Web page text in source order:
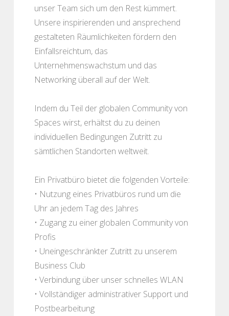
unser Team sich um den Rest kümmert.
Unsere inspirierenden und ansprechend
gestalteten Räumlichkeiten fördern den
Einfallsreichtum, das
Unternehmenswachstum und das
Networking überall auf der Welt.
Indem du Teil der globalen Community von
Spaces wirst, erhältst du zu deinen
individuellen Bedingungen Zutritt zu
sämtlichen Standorten weltweit.
Ein Privatbüro bietet die folgenden Vorteile:
• Nutzung eines Privatbüros rund um die
Uhr an jedem Tag des Jahres
• Zugang zu einer globalen Community von
Profis
• Uneingeschränkter Zutritt zu unserem
Business Club
• Verbindung über unser schnelles WLAN
• Vollständiger administrativer Support und
Postbearbeitung